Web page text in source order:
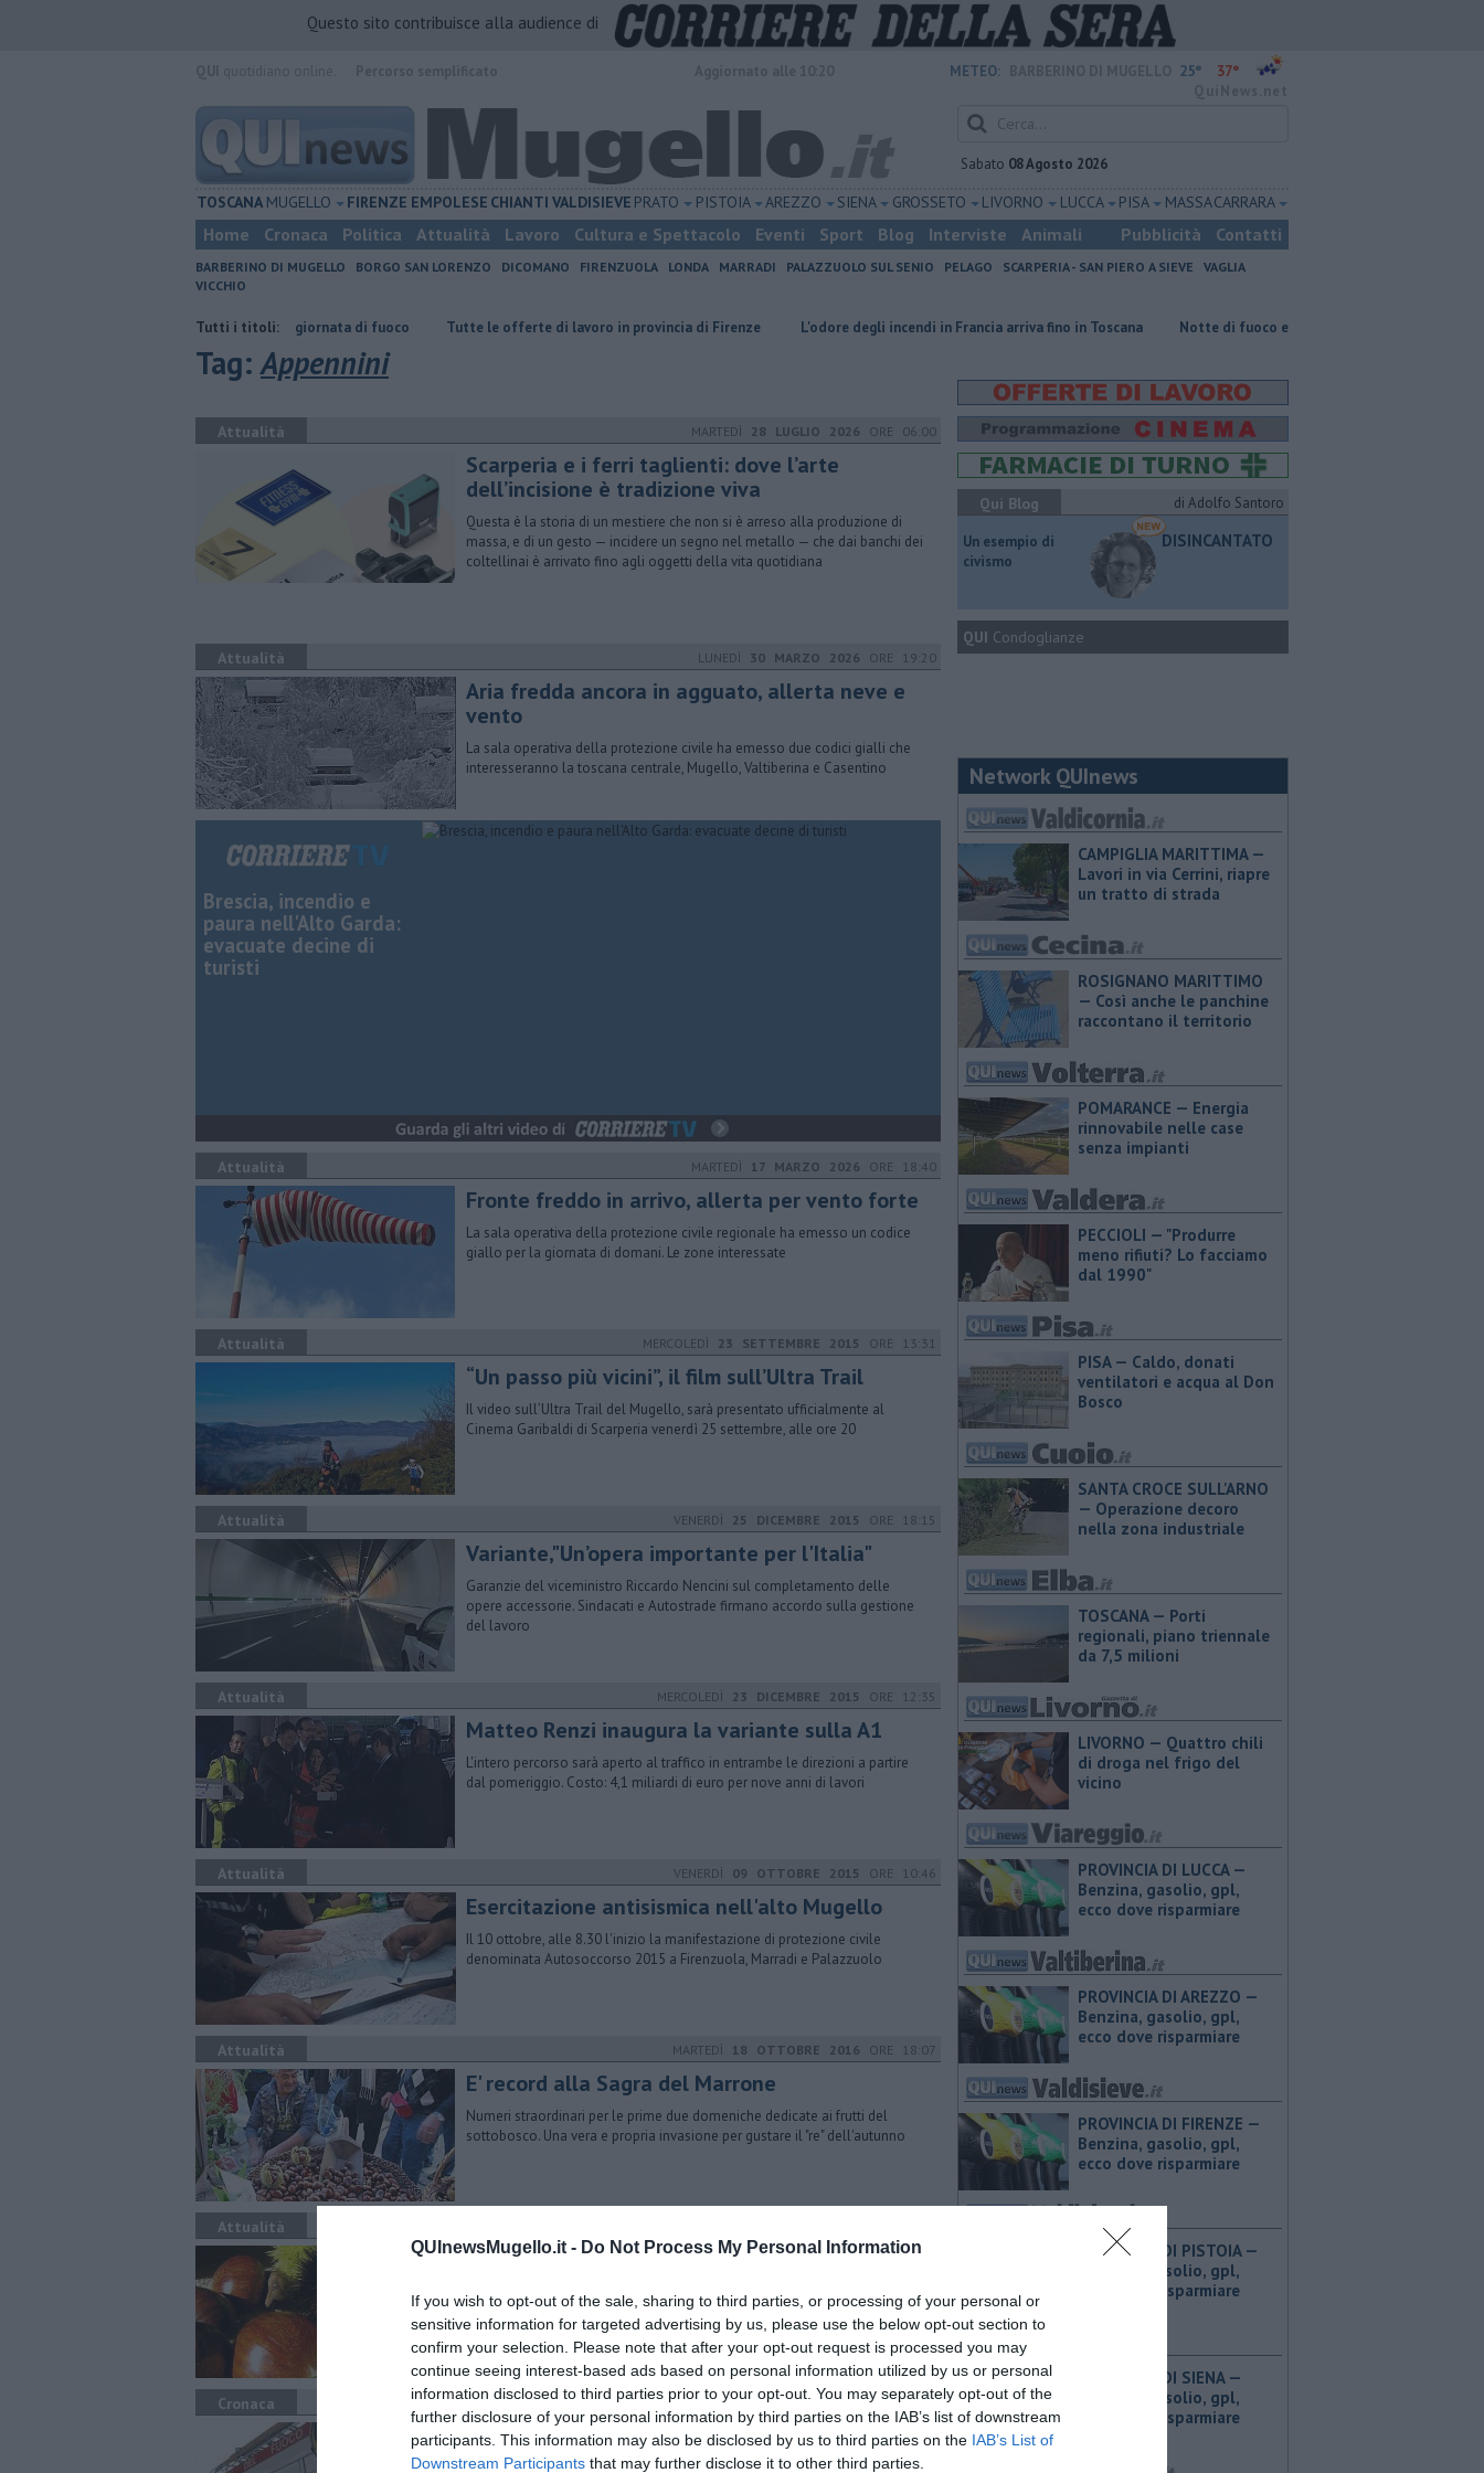
QUInewsMugello.it - Do Not Process My Personal Information
If you wish to opt-out of the sale, sharing to third parties, or processing of your personal or
sensitive information for targeted advertising by us, please use the below opt-out section to
confirm your selection. Please note that after your opt-out request is processed you may
continue seeing interest-based ads based on personal information utilized by us or personal
information disclosed to third parties prior to your opt-out. You may separately opt-out of the
further disclosure of your personal information by third parties on the IAB’s list of downstream
participants. This information may also be disclosed by us to third parties on the IAB’s List of
Downstream Participants that may further disclose it to other third parties.
Questo sito contribuisce alla audience di
METEO: 25° 37°
Sabato 08 Agosto 2026
TOSCANA MUGELLO FIRENZE EMPOLESE CHIANTI VALDISIEVE PRATO PISTOIA AREZZO SIENA GROSSETO LIVORNO LUCCA PISA MASSA CARRARA
Home Cronaca Politica Attualità Lavoro Cultura e Spettacolo Eventi Sport Blog Interviste Animali Pubblicità Contatti
BARBERINO DI MUGELLO BORGO SAN LORENZO DICOMANO FIRENZUOLA LONDA MARRADI PALAZZUOLO SUL SENIO PELAGO SCARPERIA - SAN PIERO A SIEVE
VAGLIA
VICCHIO
Tutti i titoli:
Incendi nei boschi, un'altra giornata di fuoco ​Tutte le offerte di lavoro in provincia di Firenze L'odore degli incendi in Francia arriva fino in Toscana Notte di fuoco e il bosco brucia ancora
Tag:Appennini
Attualità MARTEDÌ 28 LUGLIO 2026 ORE 06:00
Scarperia e i ferri taglienti: dove l’arte
dell’incisione è tradizione viva
Questa è la storia di un mestiere che non si è arreso alla produzione di
massa, e di un gesto — incidere un segno nel metallo — che dai banchi dei
coltellinai è arrivato fino agli oggetti della vita quotidiana
Attualità LUNEDÌ 30 MARZO 2026 ORE 19:20
Aria fredda ancora in agguato, allerta neve e
vento
La sala operativa della protezione civile ha emesso due codici gialli che
interesseranno la toscana centrale, Mugello, Valtiberina e Casentino
Brescia, incendio e
paura nell'Alto Garda:
evacuate decine di
turisti
Attualità MARTEDÌ 17 MARZO 2026 ORE 18:40
Fronte freddo in arrivo, allerta per vento forte
La sala operativa della protezione civile regionale ha emesso un codice
giallo per la giornata di domani. Le zone interessate
Attualità MERCOLEDÌ 23 SETTEMBRE 2015 ORE 13:31
“Un passo più vicini”, il film sull’Ultra Trail
Il video sull’Ultra Trail del Mugello, sarà presentato ufficialmente al
Cinema Garibaldi di Scarperia venerdì 25 settembre, alle ore 20
Attualità VENERDÌ 25 DICEMBRE 2015 ORE 18:15
​Variante,"Un’opera importante per l'Italia"
Garanzie del viceministro Riccardo Nencini sul completamento delle
opere accessorie. Sindacati e Autostrade firmano accordo sulla gestione
del lavoro
Attualità MERCOLEDÌ 23 DICEMBRE 2015 ORE 12:35
Matteo Renzi inaugura la variante sulla A1
L'intero percorso sarà aperto al traffico in entrambe le direzioni a partire
dal pomeriggio. Costo: 4,1 miliardi di euro per nove anni di lavori
Attualità VENERDÌ 09 OTTOBRE 2015 ORE 10:46
Esercitazione antisismica nell'alto Mugello
Il 10 ottobre, alle 8.30 l'inizio la manifestazione di protezione civile
denominata Autosoccorso 2015 a Firenzuola, Marradi e Palazzuolo
Attualità MARTEDÌ 18 OTTOBRE 2016 ORE 18:07
E' record alla Sagra del Marrone
Numeri straordinari per le prime due domeniche dedicate ai frutti del
sottobosco. Una vera e propria invasione per gustare il "re" dell'autunno
Attualità
Il Marrone protagonista dell'autunno
Il Marrone del Mugello IGP che sarà il “re” delle domeniche 4, 11, 18 e 25
ottobre nel piccolo ma attivissimo centro dell’Appennino tosco-emiliano
Cronaca GIOVEDÌ 24 SETTEMBRE 2015ORE 10:19
Camion in fiamme, code sull'A1 in Appennino
L'incendio ha interessato un tir con semirimorchio con una cisterna di
Qui Blog di Adolfo Santoro
​Un esempio di
civismo
DISINCANTATO
QUI Condoglianze
Network QUInews
CAMPIGLIA MARITTIMA —
Lavori in via Cerrini, riapre
un tratto di strada
ROSIGNANO MARITTIMO
— Così anche le panchine
raccontano il territorio
POMARANCE — Energia
rinnovabile nelle case
senza impianti
PECCIOLI — "Produrre
meno rifiuti? Lo facciamo
dal 1990"
PISA — Caldo, donati
ventilatori e acqua al Don
Bosco
SANTA CROCE SULL'ARNO
— Operazione decoro
nella zona industriale
TOSCANA — Porti
regionali, piano triennale
da 7,5 milioni
LIVORNO — Quattro chili
di droga nel frigo del
vicino
PROVINCIA DI LUCCA — ​
Benzina, gasolio, gpl,
ecco dove risparmiare
PROVINCIA DI AREZZO — ​
Benzina, gasolio, gpl,
ecco dove risparmiare
PROVINCIA DI FIRENZE — ​
Benzina, gasolio, gpl,
ecco dove risparmiare
PROVINCIA DI PISTOIA — ​
Benzina, gasolio, gpl,
ecco dove risparmiare
PROVINCIA DI SIENA — ​
Benzina, gasolio, gpl,
ecco dove risparmiare